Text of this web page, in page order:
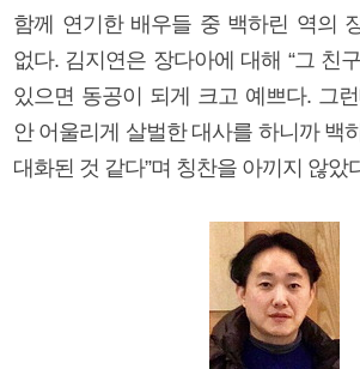
함께 연기한 배우들 중 백하린 역의
없다. 김지연은 장다아에 대해 “그 친
있으면 동공이 되게 크고 예쁘다. 그
안 어울리게 살벌한 대사를 하니까 백
대화된 것 같다”며 칭찬을 아끼지 않았